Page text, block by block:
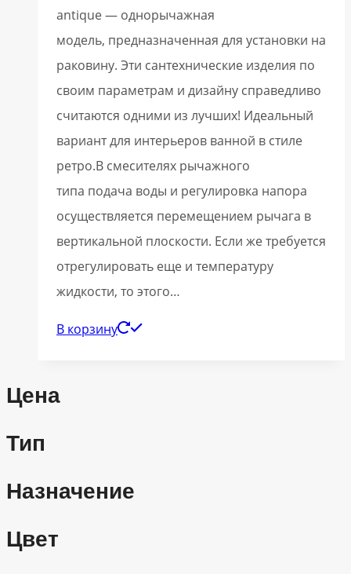
antique — однорычажная
модель, предназначенная для установки на
раковину. Эти сантехнические изделия по
своим параметрам и дизайну справедливо
считаются одними из лучших! Идеальный
вариант для интерьеров ванной в стиле
ретро.В смесителях рычажного
типа подача воды и регулировка напора
осуществляется перемещением рычага в
вертикальной плоскости. Если же требуется
отрегулировать еще и температуру
жидкости, то этого…
В корзину
Цена
Тип
Назначение
Цвет